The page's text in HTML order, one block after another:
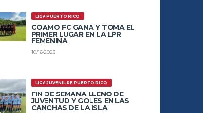
LIGA PUERTO RICO
COAMO FC GANA Y TOMA EL
PRIMER LUGAR EN LA LPR
FEMENINA
10/16/2023
LIGA JUVENIL DE PUERTO RICO
FIN DE SEMANA LLENO DE
JUVENTUD Y GOLES EN LAS
CANCHAS DE LA ISLA